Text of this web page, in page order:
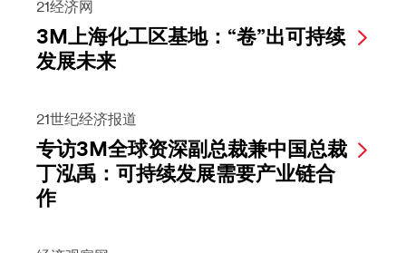
21经济网
3M上海化工区基地：“卷”出可持续
发展未来
21世纪经济报道
专访3M全球资深副总裁兼中国总裁
丁泓禹：可持续发展需要产业链合
作